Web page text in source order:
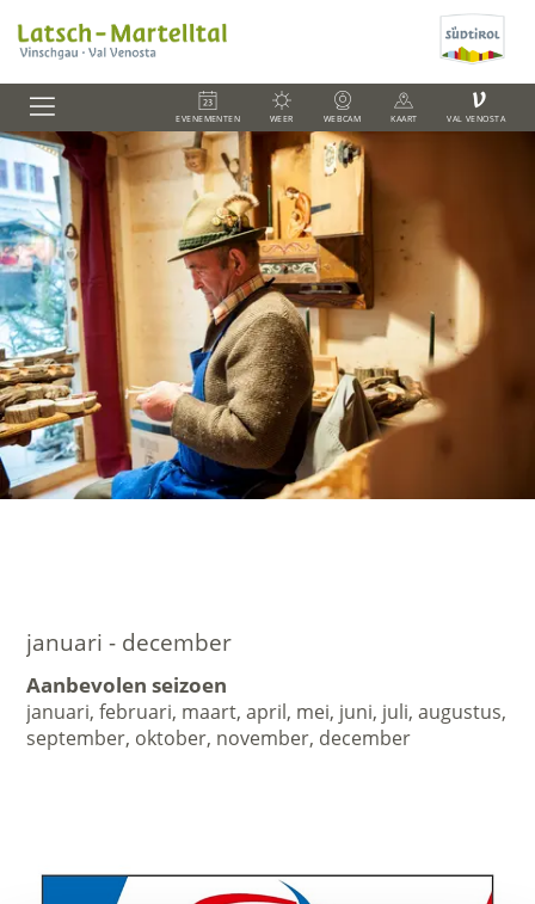
EVENEMENTEN WEER WEBCAM KAART
V
VAL VENOSTA
januari - december
Aanbevolen seizoen
januari, februari, maart, april, mei, juni, juli, augustus,
september, oktober, november, december